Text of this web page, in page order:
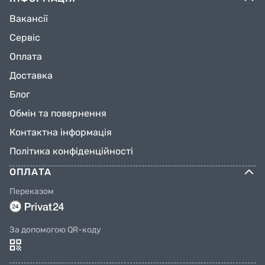
Гірські велосипеди
ДИТЯЧИЙ ВЕЛОСИПЕД 20"
CORSO CAMARO CM-61574
МАГНІЄВА РАМА
Немає в наявності
ПОВІДОМИТИПРО НАЯВНІСТЬ